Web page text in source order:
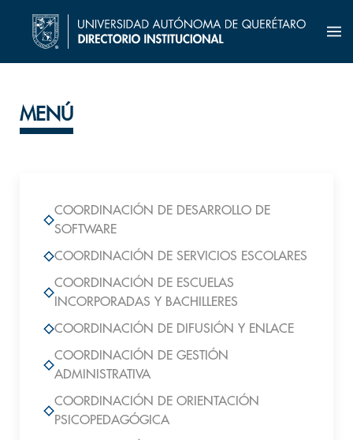
MENÚ
COORDINACIÓN DE DESARROLLO DE
SOFTWARE
COORDINACIÓN DE SERVICIOS ESCOLARES
COORDINACIÓN DE ESCUELAS
INCORPORADAS Y BACHILLERES
COORDINACIÓN DE DIFUSIÓN Y ENLACE
COORDINACIÓN DE GESTIÓN
ADMINISTRATIVA
COORDINACIÓN DE ORIENTACIÓN
PSICOPEDAGÓGICA